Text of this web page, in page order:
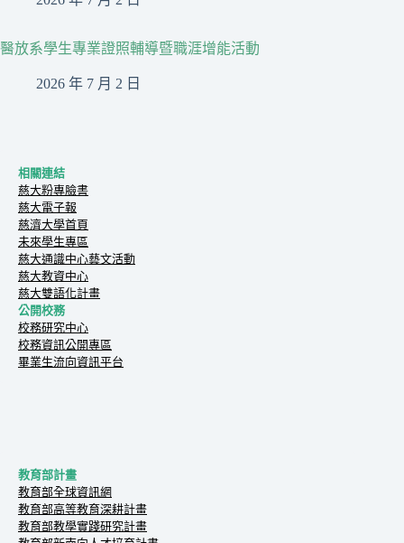
醫放系學生專業證照輔導暨職涯增能活動
2026 年 7 月 2 日
相關連結
慈大粉專臉書
慈大電子報
慈濟大學首頁
未來學生專區
慈大通識中心藝文活動
慈大教資中心
慈大雙語化計畫
公開校務
校務研究中心
校務資訊公開專區
畢業生流向資訊平台
教育部計畫
教育部全球資訊網
教育部高等教育深耕計畫
教育部教學實踐研究計畫